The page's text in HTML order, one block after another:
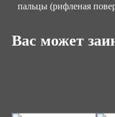
пальцы (рифленая
Вас может